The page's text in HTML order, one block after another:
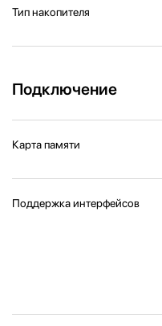
Тип накопителя
Подключение
Карта памяти
Поддержка интерфейсов